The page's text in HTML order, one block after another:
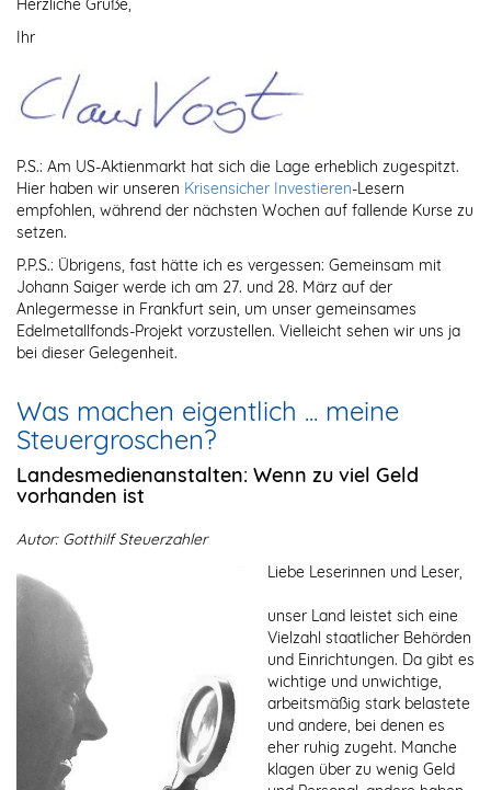
Herzliche Grüße,
Ihr
P.S.: Am US-Aktienmarkt hat sich die Lage erheblich zugespitzt.
Hier haben wir unseren Krisensicher Investieren-Lesern
empfohlen, während der nächsten Wochen auf fallende Kurse zu
setzen.
P.P.S.: Übrigens, fast hätte ich es vergessen: Gemeinsam mit
Johann Saiger werde ich am 27. und 28. März auf der
Anlegermesse in Frankfurt sein, um unser gemeinsames
Edelmetallfonds-Projekt vorzustellen. Vielleicht sehen wir uns ja
bei dieser Gelegenheit.
Was machen eigentlich ... meine
Steuergroschen?
Landesmedienanstalten: Wenn zu viel Geld
vorhanden ist
Autor: Gotthilf Steuerzahler
Liebe Leserinnen und Leser,
unser Land leistet sich eine
Vielzahl staatlicher Behörden
und Einrichtungen. Da gibt es
wichtige und unwichtige,
arbeitsmäßig stark belastete
und andere, bei denen es
eher ruhig zugeht. Manche
klagen über zu wenig Geld